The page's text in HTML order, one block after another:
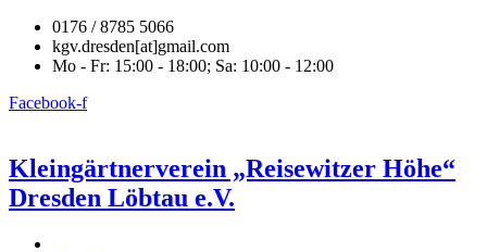
0176 / 8785 5066
kgv.dresden[at]gmail.com
Mo - Fr: 15:00 - 18:00; Sa: 10:00 - 12:00
Facebook-f
Kleingärtnerverein „Reisewitzer Höhe“
Dresden Löbtau e.V.